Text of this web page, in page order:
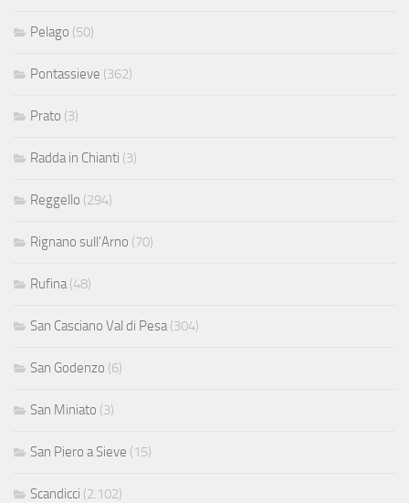
Pelago (50)
Pontassieve (362)
Prato (3)
Radda in Chianti (3)
Reggello (294)
Rignano sull'Arno (70)
Rufina(48)
San Casciano Val di Pesa(304)
San Godenzo (6)
San Miniato (3)
San Piero a Sieve (15)
Scandicci (2.102)